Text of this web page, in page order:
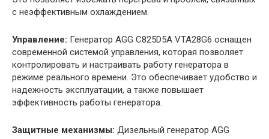
с неэффективным охлаждением.
Управление: Генератор AGG C825D5A VTA28G6 оснащен
современной системой управления, которая позволяет
контролировать и настраивать работу генератора в
режиме реального времени. Это обеспечивает удобство и
надежность эксплуатации, а также повышает
эффективность работы генератора.
Защитные механизмы: Дизельный генератор AGG